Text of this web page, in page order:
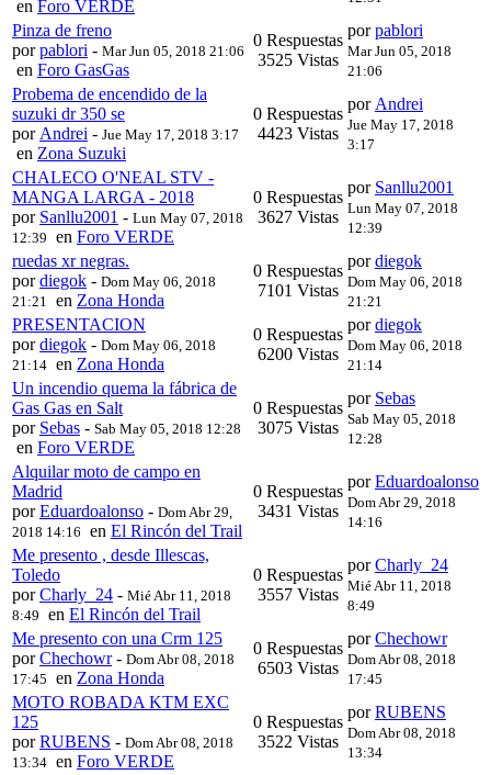
en Foro VERDE
Pinza de freno
porpablori - Mar Jun 05, 2018 21:06
en Foro GasGas
0 Respuestas
3525 Vistas
porpablori
Mar Jun 05, 2018
21:06
Probema de encendido de la
suzuki dr 350 se
por Andrei - Jue May 17, 2018 3:17
en Zona Suzuki
0 Respuestas
4423 Vistas
por Andrei
Jue May 17, 2018
3:17
CHALECO O'NEAL STV -
MANGA LARGA - 2018
por Sanllu2001 - Lun May 07, 2018
12:39 en Foro VERDE
0 Respuestas
3627 Vistas
por Sanllu2001
Lun May 07, 2018
12:39
ruedas xr negras.
pordiegok - Dom May 06, 2018
21:21
en Zona Honda
0 Respuestas
7101 Vistas
pordiegok
Dom May 06, 2018
21:21
PRESENTACION
pordiegok - Dom May 06, 2018
21:14 en Zona Honda
0 Respuestas
6200 Vistas
pordiegok
Dom May 06, 2018
21:14
Un incendio quema la fábrica de
Gas Gas en Salt
por Sebas - Sab May 05, 2018 12:28
en Foro VERDE
0 Respuestas
3075 Vistas
por Sebas
Sab May 05, 2018
12:28
Alquilar moto de campo en
Madrid
porEduardoalonso - Dom Abr 29,
2018 14:16 en El Rincón del Trail
0 Respuestas
3431 Vistas
porEduardoalonso
Dom Abr 29, 2018
14:16
Me presento , desde Illescas,
Toledo
porCharly_24 - Mié Abr 11, 2018
8:49 en El Rincón del Trail
0 Respuestas
3557 Vistas
porCharly_24
Mié Abr 11, 2018
8:49
Me presento con una Crm 125
porChechowr- Dom Abr 08, 2018
17:45 en Zona Honda
0 Respuestas
6503 Vistas
porChechowr
Dom Abr 08, 2018
17:45
MOTO ROBADA KTM EXC
125
porRUBENS - Dom Abr 08, 2018
13:34 en Foro VERDE
0 Respuestas
3522 Vistas
porRUBENS
Dom Abr 08, 2018
13:34